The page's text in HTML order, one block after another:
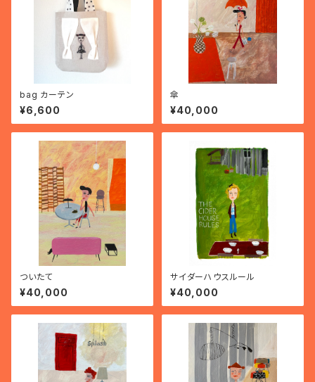
bag カーテン
¥6,600
傘
¥40,000
ついたて
¥40,000
サイダーハウスルール
¥40,000